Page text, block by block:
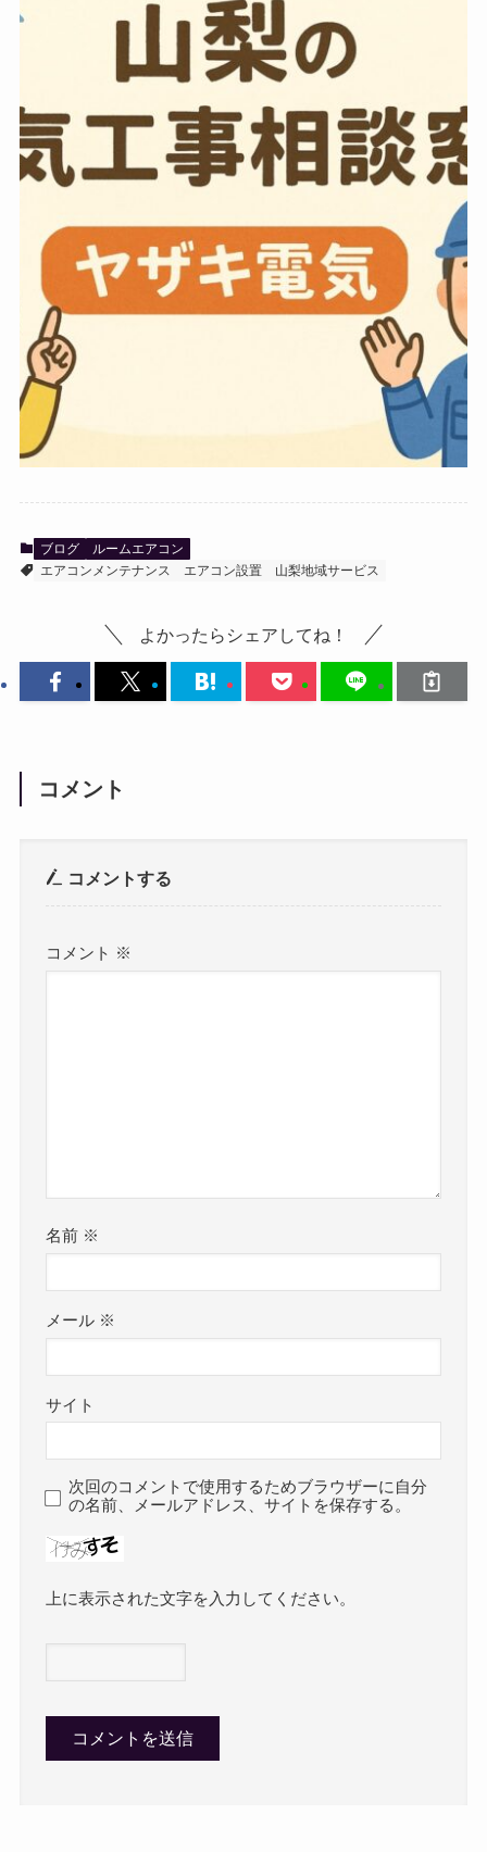
ブログ
ルームエアコン
エアコンメンテナンス
エアコン設置 山梨地域サービス
よかったらシェアしてね！
コメント
コメントする
コメント ※
名前 ※
メール ※
サイト
次回のコメントで使用するためブラウザーに自分
の名前、メールアドレス、サイトを保存する。
上に表示された文字を入力してください。